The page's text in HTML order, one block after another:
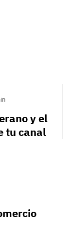
y el
tu canal